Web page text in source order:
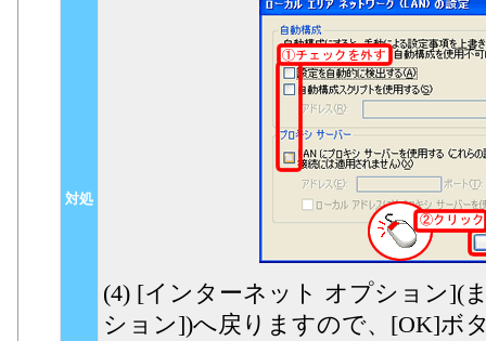
対処
(4) [インターネット オプション](
ション])へ戻りますので、[OK]ボ